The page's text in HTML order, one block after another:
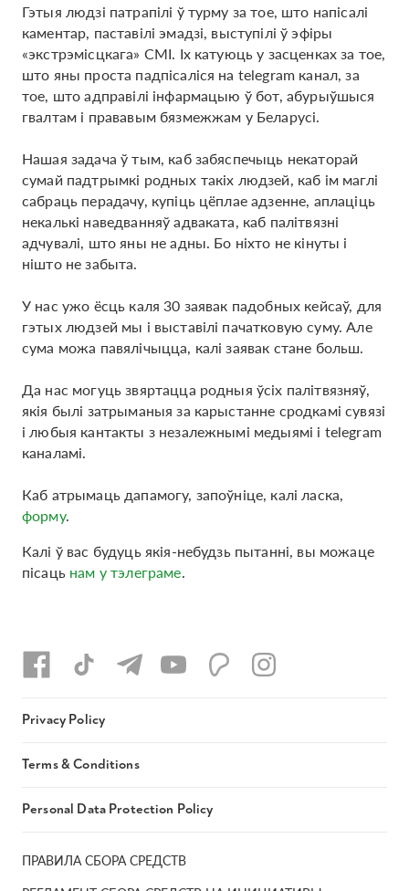
Гэтыя людзі патрапілі ў турму за тое, што напісалі
каментар, паставілі эмадзі, выступілі ў эфіры
«экстрэмісцкага» СМІ. Іх катуюць у засценках за тое,
што яны проста падпісаліся на telegram канал, за
тое, што адправілі інфармацыю ў бот, абурыўшыся
гвалтам і прававым бязмежжам у Беларусі.
Нашая задача ў тым, каб забяспечыць некаторай
сумай падтрымкі родных такіх людзей, каб ім маглі
сабраць перадачу, купіць цёплае адзенне, аплаціць
некалькі наведванняў адваката, каб палітвязні
адчувалі, што яны не адны. Бо ніхто не кінуты і
нішто не забыта.
У нас ужо ёсць каля 30 заявак падобных кейсаў, для
гэтых людзей мы і выставілі пачатковую суму. Але
сума можа павялічыцца, калі заявак стане больш.
Да нас могуць звяртацца родныя ўсіх палітвязняў,
якія былі затрыманыя за карыстанне сродкамі сувязі
і любыя кантакты з незалежнымі медыямі і telegram
каналамі.
Каб атрымаць дапамогу, запоўніце, калі ласка,
форму.
Калі ў вас будуць якія-небудзь пытанні, вы можаце
пісаць нам у тэлеграме.
ПРАВИЛА СБОРА СРЕДСТВ
Privacy Policy
Terms & Conditions
Personal Data Protection Policy